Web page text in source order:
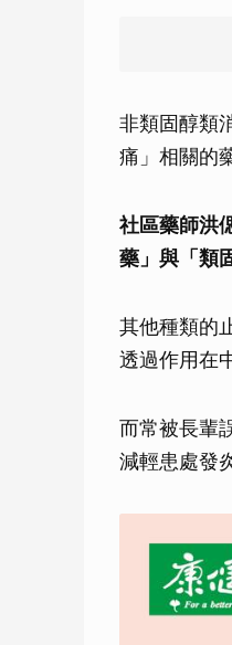
非類固醇類
痛」相關的
社區藥師洪
藥」與「類
其他種類的
透過作用在
而常被長輩
減輕患處發